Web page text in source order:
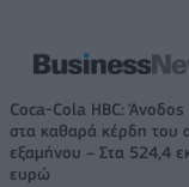
Coca-Cola HBC:
στα καθαρά κέρδη του
εξαμήνου – Στα 524,4
ευρώ